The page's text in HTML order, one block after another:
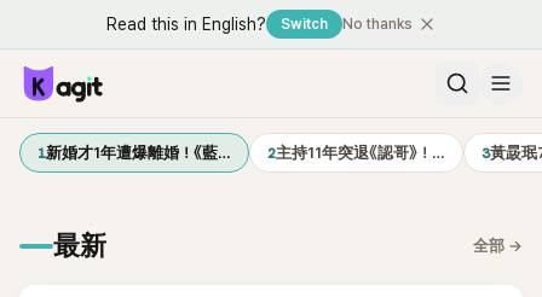
Read this in English? Switch No thanks
1新婚才1年遭爆離婚！《藍… 2主持11年突退《認哥》！… 3黃晸
最新 全部 →